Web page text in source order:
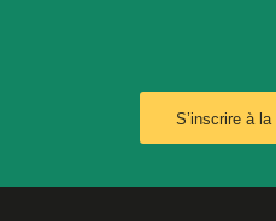
S’inscrire à